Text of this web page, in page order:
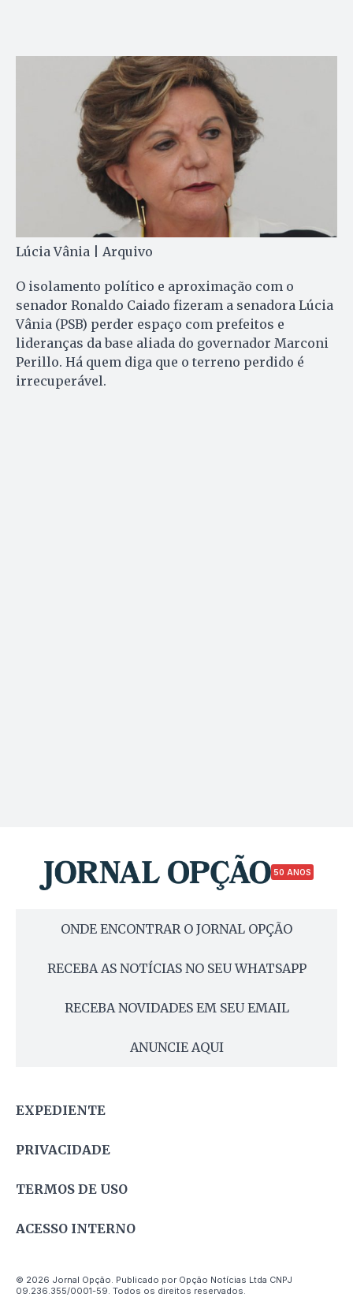
Lúcia Vânia | Arquivo
O isolamento político e aproximação com o
senador Ronaldo Caiado fizeram a senadora Lúcia
Vânia (PSB) perder espaço com prefeitos e
lideranças da base aliada do governador Marconi
Perillo. Há quem diga que o terreno perdido é
irrecuperável.
50 ANOS
ONDE ENCONTRAR O JORNAL OPÇÃO
RECEBA AS NOTÍCIAS NO SEU WHATSAPP
RECEBA NOVIDADES EM SEU EMAIL
ANUNCIE AQUI
EXPEDIENTE
PRIVACIDADE
TERMOS DE USO
ACESSO INTERNO
© 2026 Jornal Opção. Publicado por Opção Notícias Ltda CNPJ
09.236.355/0001-59. Todos os direitos reservados.